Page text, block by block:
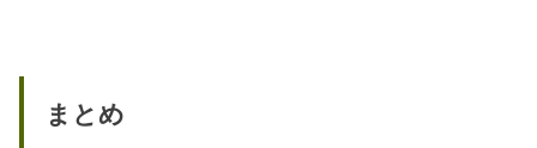
まとめ